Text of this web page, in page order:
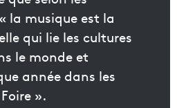
la musique est la
qui lie les cultures
le monde et
année dans les
».